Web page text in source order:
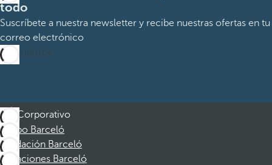
todo
Suscríbete a nuestra newsletter y recibe nuestras ofertas en tu
correo electrónico
Suscribirme
Corporativo
Grupo Barceló
Fundación Barceló
Vacaciones Barceló